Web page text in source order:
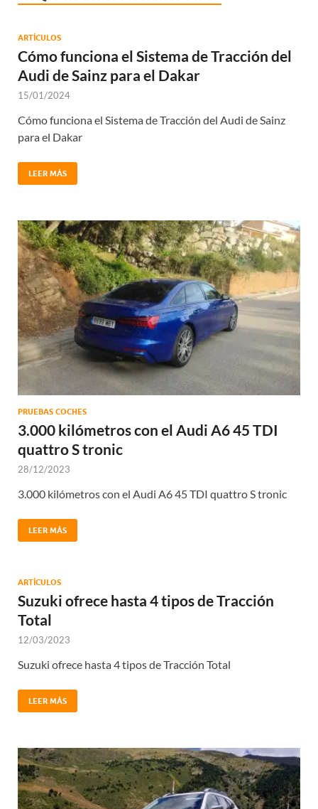
ARTÍCULOS
Cómo funciona el Sistema de Tracción del
Audi de Sainz para el Dakar
15/01/2024
Cómo funciona el Sistema de Tracción del Audi de Sainz
para el Dakar
LEER MÁS
PRUEBAS COCHES
3.000 kilómetros con el Audi A6 45 TDI
quattro S tronic
28/12/2023
3.000 kilómetros con el Audi A6 45 TDI quattro S tronic
LEER MÁS
ARTÍCULOS
Suzuki ofrece hasta 4 tipos de Tracción
Total
12/03/2023
Suzuki ofrece hasta 4 tipos de Tracción Total
LEER MÁS